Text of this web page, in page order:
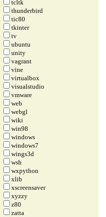
tcltk
thunderbird
tic80
tkinter
tv
ubuntu
unity
vagrant
vine
virtualbox
visualstudio
vmware
web
webgl
wiki
win98
windows
windows7
wings3d
wsh
wxpython
xlib
xscreensaver
xyzzy
z80
zatta